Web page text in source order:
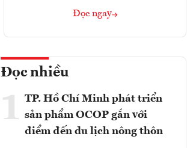
Đọc ngay
Đọc nhiều
1 TP. Hồ Chí Minh phát triển
sản phẩm OCOP gắn với
điểm đến du lịch nông thôn